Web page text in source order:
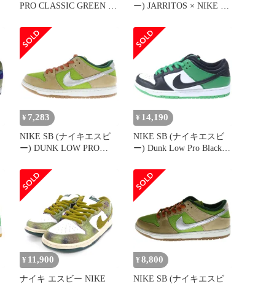
PRO CLASSIC GREEN ス
ー) JARRITOS × NIKE SB
リトスナイキ SB ダンク
ロー ファントム アンド
マラカイト ローカットス
ニーカー FD0860-001
¥ 7,283
NIKE SB (ナイキエスビ
ー) DUNK LOW PRO
プロ エスカルゴ ローカ
ットスニーカー グリーン
US18/26.0cm FQ7585-200
¥ 14,190
NIKE SB (ナイキエスビ
ー) Dunk Low Pro Black
ロー プロ クラシックグ
リーン ローカットスニー
カー グリーン BQ6817-
302 US9/27cm
¥ 11,900
ナイキ エスビー NIKE
¥ 8,800
NIKE SB (ナイキエスビ